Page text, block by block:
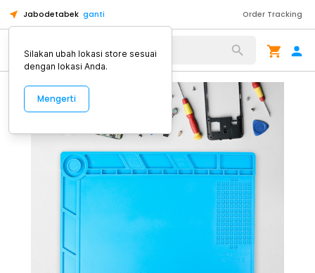
Jabodetabek ganti Order Tracking
Alat Kopi
Silakan ubah lokasi store sesuai
dengan lokasi Anda.
Mengerti